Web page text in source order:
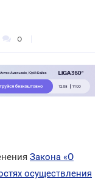
0
Закона «О
осуществления